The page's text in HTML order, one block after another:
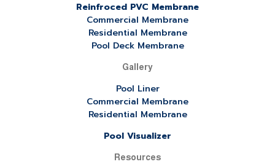
Reinfroced PVC Membrane
Commercial Membrane
Residential Membrane
Pool Deck Membrane
Gallery
Pool Liner
Commercial Membrane
Residential Membrane
Pool Visualizer
Resources